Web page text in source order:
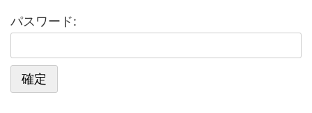
パスワード: